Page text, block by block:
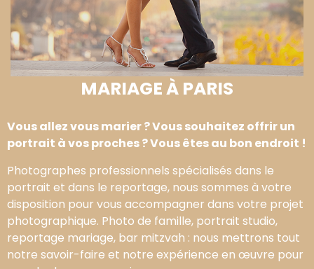
MARIAGE À PARIS
Vous allez vous marier ? Vous souhaitez offrir un
portrait à vos proches ? Vous êtes au bon endroit !
Photographes professionnels spécialisés dans le
portrait et dans le reportage, nous sommes à votre
disposition pour vous accompagner dans votre projet
photographique. Photo de famille, portrait studio,
reportage mariage, bar mitzvah : nous mettrons tout
notre savoir-faire et notre expérience en œuvre pour